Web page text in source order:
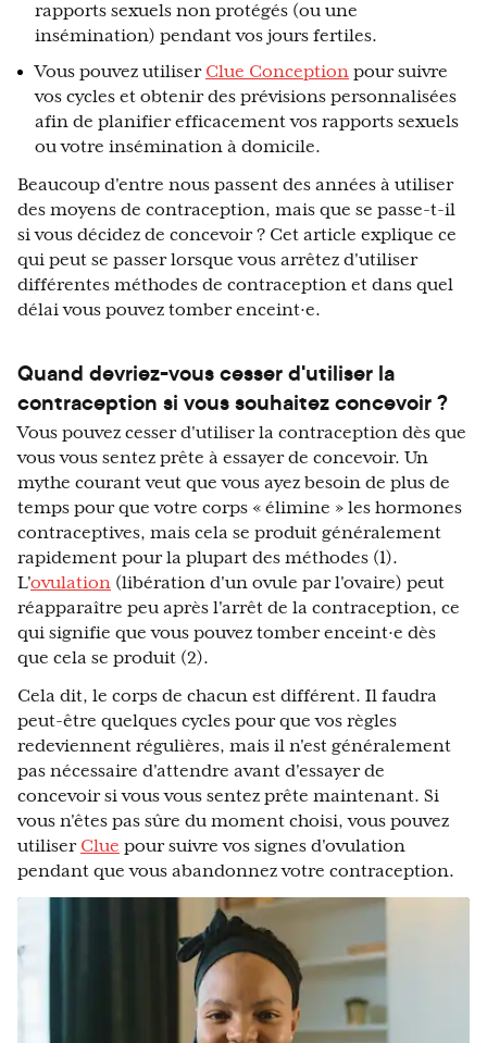
rapports sexuels non protégés (ou une
insémination) pendant vos jours fertiles.
Vous pouvez utiliser Clue Conception pour suivre
vos cycles et obtenir des prévisions personnalisées
afin de planifier efficacement vos rapports sexuels
ou votre insémination à domicile.
Beaucoup d'entre nous passent des années à utiliser
des moyens de contraception, mais que se passe-t-il
si vous décidez de concevoir ? Cet article explique ce
qui peut se passer lorsque vous arrêtez d'utiliser
différentes méthodes de contraception et dans quel
délai vous pouvez tomber enceint·e.
Quand devriez-vous cesser d'utiliser la
contraception si vous souhaitez concevoir ?
Vous pouvez cesser d'utiliser la contraception dès que
vous vous sentez prête à essayer de concevoir. Un
mythe courant veut que vous ayez besoin de plus de
temps pour que votre corps « élimine » les hormones
contraceptives, mais cela se produit généralement
rapidement pour la plupart des méthodes (1).
L'ovulation (libération d'un ovule par l'ovaire) peut
réapparaître peu après l'arrêt de la contraception, ce
qui signifie que vous pouvez tomber enceint·e dès
que cela se produit (2).
Cela dit, le corps de chacun est différent. Il faudra
peut-être quelques cycles pour que vos règles
redeviennent régulières, mais il n'est généralement
pas nécessaire d'attendre avant d'essayer de
concevoir si vous vous sentez prête maintenant. Si
vous n'êtes pas sûre du moment choisi, vous pouvez
utiliser Clue pour suivre vos signes d'ovulation
pendant que vous abandonnez votre contraception.